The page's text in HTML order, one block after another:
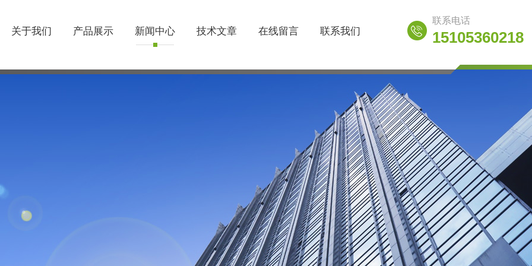
关于我们 产品展示 新闻中心 技术文章 在线留言 联系我们
联系电话
15105360218